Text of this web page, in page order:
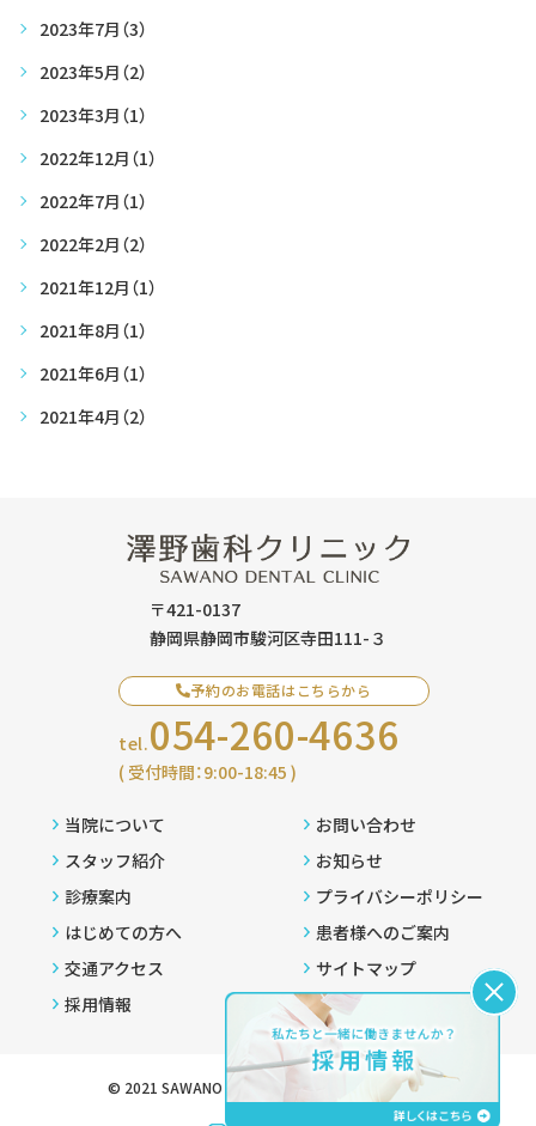
2023年7月 （3）
2023年5月 （2）
2023年3月 （1）
2022年12月 （1）
2022年7月 （1）
2022年2月 （2）
2021年12月 （1）
2021年8月 （1）
2021年6月 （1）
2021年4月 （2）
〒421-0137
静岡県静岡市駿河区寺田111-３
予約のお電話はこちらから
tel.054-260-4636
( 受付時間：9:00-18:45 )
当院について
スタッフ紹介
診療案内
はじめての方へ
交通アクセス
採用情報
お問い合わせ
お知らせ
プライバシーポリシー
患者様へのご案内
サイトマップ
© 2021 SAWANO DENTAL . All Rights Reserved.